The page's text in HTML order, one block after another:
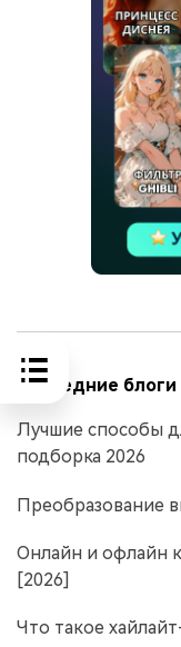
Последние блоги
Лучшие способы
подборка 2026
Преобразование
Онлайн и офлайн
[2026]
Что такое